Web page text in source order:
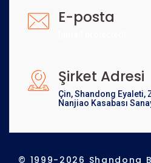
E-posta
Şirket Adresi
Çin, Shandong Eyaleti,
Nanjiao Kasabası
© 1999-2026 Shandong